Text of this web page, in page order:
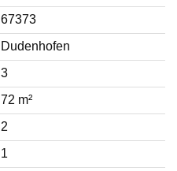
67373
Dudenhofen
3
72 m²
2
1